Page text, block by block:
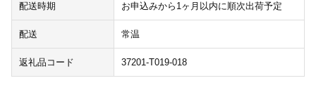
配送時期 お申込みから1ヶ月以内に順次出荷予定
配送 常温
返礼品コード 37201-T019-018